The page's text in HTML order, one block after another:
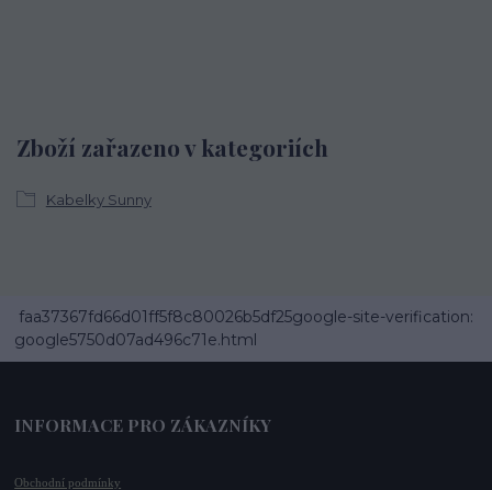
Zboží zařazeno v kategoriích
Kabelky Sunny
faa37367fd66d01ff5f8c80026b5df25google-site-verification:
google5750d07ad496c71e.html
INFORMACE PRO ZÁKAZNÍKY
Obchodní podmínky